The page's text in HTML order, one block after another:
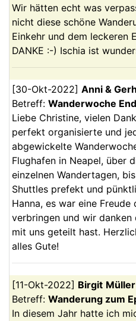
Wir hätten echt was
nicht diese schöne
Einkehr und dem leckeren
DANKE :-) Ischia ist
[30-Okt-2022] Anni &
Betreff: Wanderwoche
Liebe Christine, vielen
perfekt organisierte und
abgewickelte
Flughafen in Neapel, über
einzelnen Wandertagen,
Shuttles prefekt und
Hanna, es war eine
verbringen und wir danken
mit uns geteilt hast.
alles Gute!
[11-Okt-2022] Birgit Müller
Betreff: Wanderung zum
In diesem Jahr hatte ich